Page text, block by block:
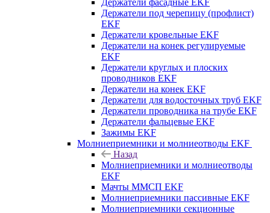
Держатели фасадные EKF
Держатели под черепицу (профлист)
EKF
Держатели кровельные EKF
Держатели на конек регулируемые
EKF
Держатели круглых и плоских
проводников EKF
Держатели на конек EKF
Держатели для водосточных труб EKF
Держатели проводника на трубе EKF
Держатели фальцевые EKF
Зажимы EKF
Молниеприемники и молниеотводы EKF
Назад
Молниеприемники и молниеотводы
EKF
Мачты ММСП EKF
Молниеприемники пассивные EKF
Молниеприемники секционные